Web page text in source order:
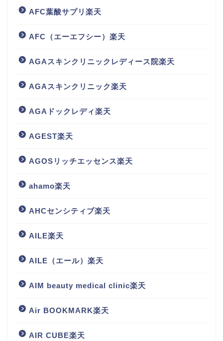
AFC葉酸サプリ楽天
AFC（エーエフシー）楽天
AGAスキンクリニックレディース院楽天
AGAスキンクリニック楽天
AGAドックレディ楽天
AGEST楽天
AGOSリッチエッセンス楽天
ahamo楽天
AHCセンシティブ楽天
AILE楽天
AILE（エール）楽天
AIM beauty medical clinic楽天
Air BOOKMARK楽天
AIR CUBE楽天